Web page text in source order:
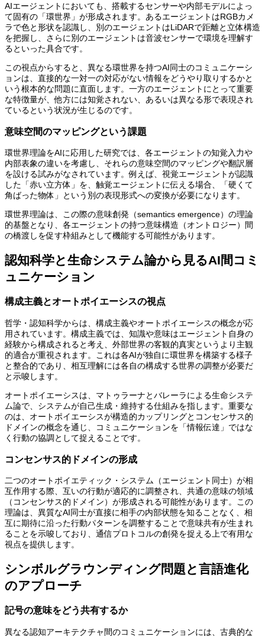
AIエージェントにおいても、搭載するセンサーや内部モデルによっ
て固有の「環世界」が形成されます。あるエージェントはRGBカメ
ラで色と形状を認識し、別のエージェントはLiDARで距離と立体構造
を把握し、さらに別のエージェントは音波センサーで環境を理解す
るといった具合です。
この視点からすると、異なる環世界を持つAI同士のコミュニケーシ
ョンは、直接的な一対一の対応がない情報をどうやり取りするかと
いう根本的な問題に直面します。一方のエージェントにとって重要
な特徴量が、他方には知覚されない、あるいは異なる形で表現され
ているという状況が生じるのです。
意味空間のマッピングという課題
環世界理論をAIに応用した研究では、各エージェントの知覚入力や
内部表象の違いを考慮し、それらの意味空間のマッピングや翻訳層
を設ける試みがなされています。例えば、視覚エージェントが認識
した「赤い立方体」を、触覚エージェントに伝える場合、「硬くて
角ばった物体」という別の表現形式への変換が必要になります。
環世界理論は、この際の意味創発（semantics emergence）の理論
的基盤となり、各エージェントの持つ意味構造（オントロジー）間
の橋渡しを促す枠組みとして機能する可能性があります。
認知科学と生命システム論から見るAI間コミ
ュニケーション
構成主義とオートポイエーシスの視点
哲学・認知科学からは、構成主義やオートポイエーシスの概念が応
用されています。構成主義では、知識や意味はエージェント自身の
経験から構成されると考え、外部世界の客観的真実というより主観
的適合が重視されます。これは各AIが独自に環世界を構築する様子
と整合的であり、相互理解には各自の構成する世界の調整が必要だ
と示唆します。
オートポイエーシスは、マトゥラーナとバレーラによる生命システ
ム論で、システムが自己生成・維持する仕組みを指します。重要な
のは、オートポイエーシスが構造的カップリングとコンセンサス的
ドメインの概念を通じ、コミュニケーションを「情報伝達」ではな
く行動の協調として捉えることです。
コンセンサス的ドメインの形成
二つのオートポイエティック・システム（エージェント同士）が相
互作用する際、互いの行動が適応的に調整され、共通の意味の領域
（コンセンサス的ドメイン）が形成される可能性があります。この
理論は、異質なAI同士が直接に相手の内部状態を知ることなく、相
互に期待に沿った行動パターンを調整することで意味共有が生まれ
ることを示唆しており、通信プロトコルの創発を捉える上で有用な
視点を提供します。
シンボルグラウンディング問題と言語進化
のアプローチ
記号の意味をどう共有するか
異なる認知アーキテクチャ間のコミュニケーションには、古典的な